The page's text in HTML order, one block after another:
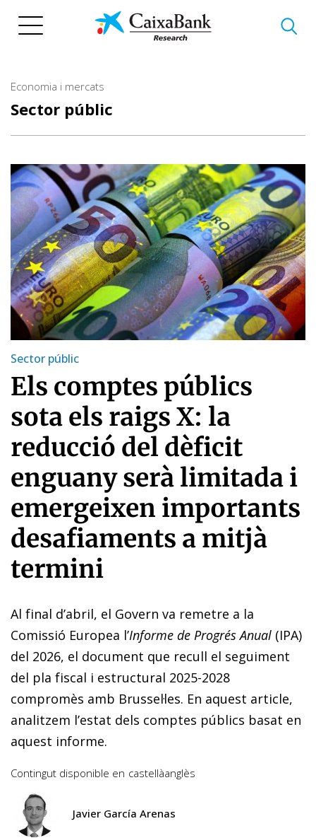
Economia i mercats
Sector públic
Sector públic
Els comptes públics
sota els raigs X: la
reducció del dèficit
enguany serà limitada i
emergeixen importants
desafiaments a mitjà
termini
Al final d’abril, el Govern va remetre a la
Comissió Europea l’Informe de Progrés Anual (IPA)
del 2026, el document que recull el seguiment
del pla fiscal i estructural 2025-2028
compromès amb Brussel·les. En aquest article,
analitzem l’estat dels comptes públics basat en
aquest informe.
Contingut disponible en castellàanglès
Javier García Arenas